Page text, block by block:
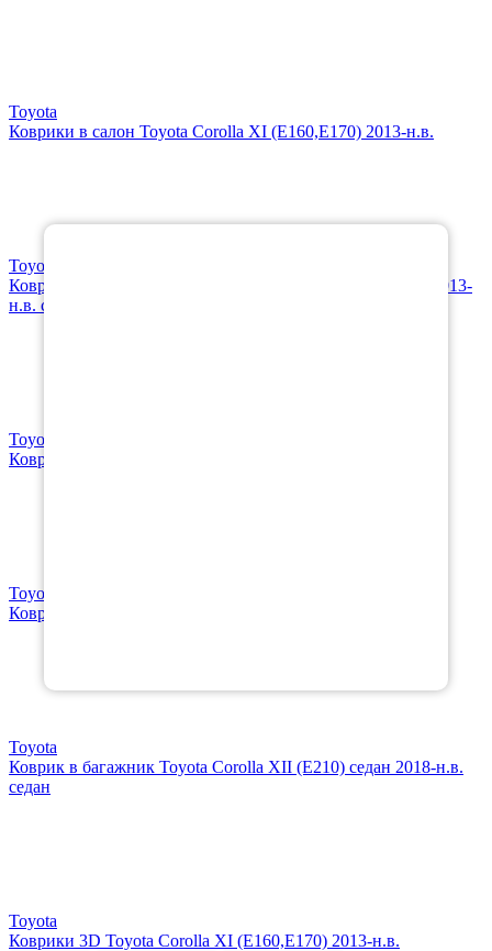
Toyota
Коврики в салон Toyota Corolla XI (E160,E170) 2013-н.в.
Toyota
Коврик в багажник Toyota Corolla XI (E160,E170) седан 2013-
н.в. седан
Toyota
Коврики в салон Toyota Corolla XII (E210) 2018-н.в.
Toyota
Коврики 3D Toyota Corolla XII (E210) 2018-н.в.
Toyota
Коврик в багажник Toyota Corolla XII (E210) седан 2018-н.в.
седан
Toyota
Коврики 3D Toyota Corolla XI (E160,E170) 2013-н.в.